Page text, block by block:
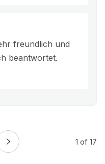
freundlich und
beantwortet.
1 of 17